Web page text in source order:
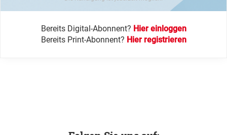
Bereits Digital-Abonnent? Hier einloggen
Bereits Print-Abonnent? Hier registrieren